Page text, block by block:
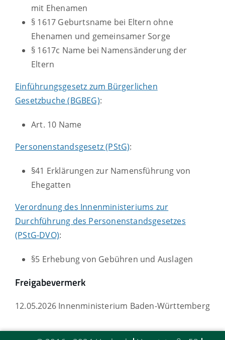
mit Ehenamen
§ 1617 Geburtsname bei Eltern ohne
Ehenamen und gemeinsamer Sorge
§ 1617c Name bei Namensänderung der
Eltern
Einführungsgesetz zum Bürgerlichen
Gesetzbuche (BGBEG):
Art. 10 Name
Personenstandsgesetz (PStG):
§41 Erklärungen zur Namensführung von
Ehegatten
Verordnung des Innenministeriums zur
Durchführung des Personenstandsgesetzes
(PStG-DVO):
§5 Erhebung von Gebühren und Auslagen
Freigabevermerk
12.05.2026 Innenministerium Baden-Württemberg